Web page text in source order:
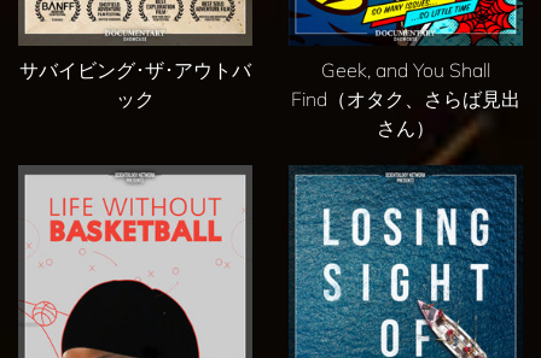
サバイビング･ザ･アウトバ
ック
Geek, and You Shall
Find（オタク、さらば見出
さん）